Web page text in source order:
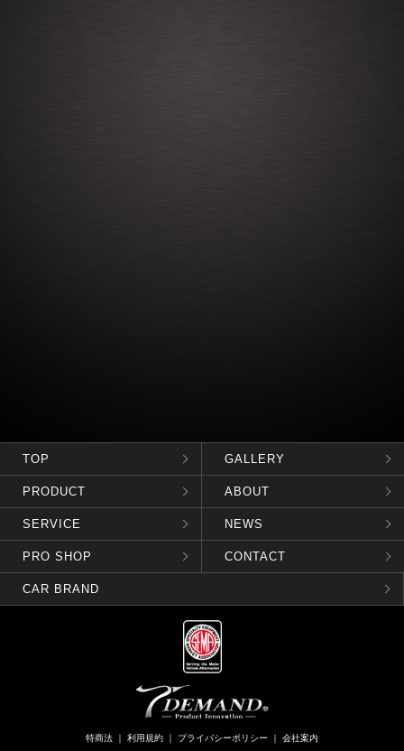
TOP GALLERY
PRODUCT ABOUT
SERVICE NEWS
PRO SHOP CONTACT
CAR BRAND
特商法 利用規約 プライバシーポリシー 会社案内